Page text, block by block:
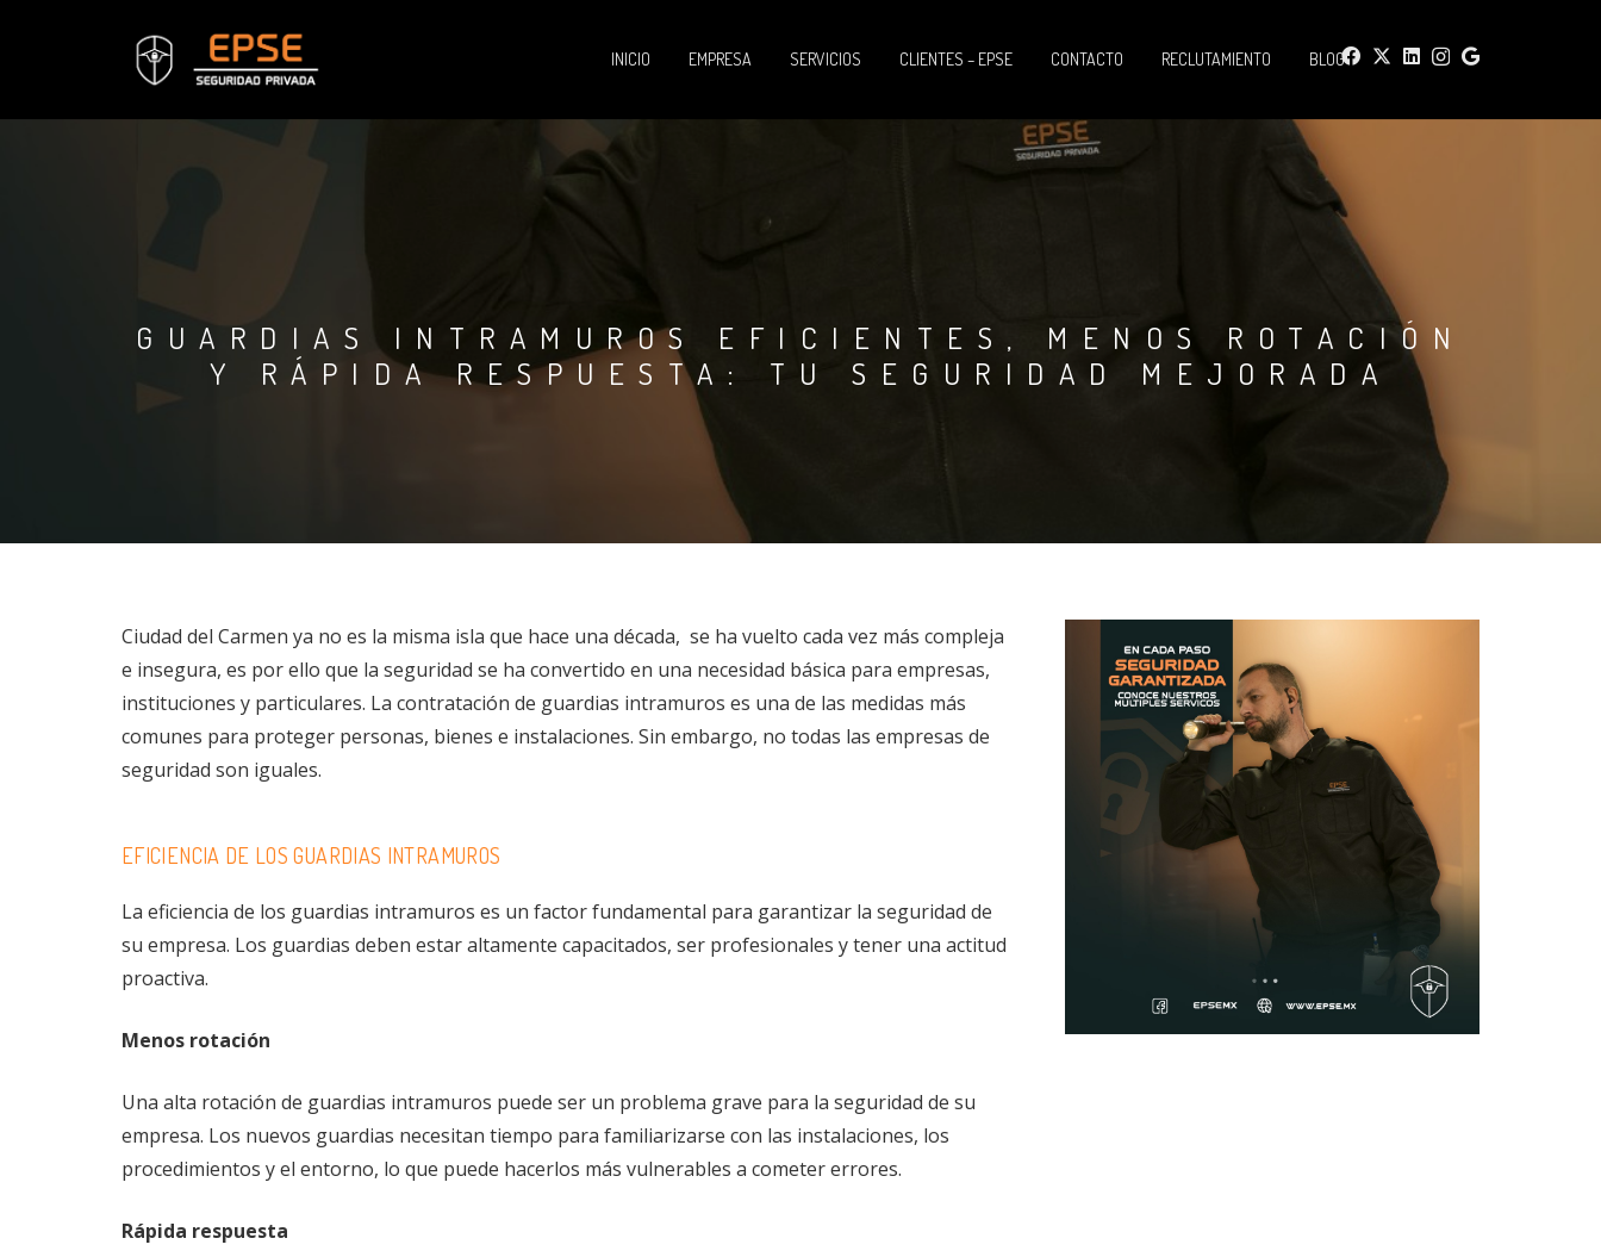
INICIO EMPRESA SERVICIOS CLIENTES – EPSE CONTACTO RECLUTAMIENTO BLOG
GUARDIAS INTRAMUROS EFICIENTES, MENOS ROTACIÓN
Y RÁPIDA RESPUESTA: TU SEGURIDAD MEJORADA
Ciudad del Carmen ya no es la misma isla que hace una década, se ha vuelto cada vez más compleja
e insegura, es por ello que la seguridad se ha convertido en una necesidad básica para empresas,
instituciones y particulares. La contratación de guardias intramuros es una de las medidas más
comunes para proteger personas, bienes e instalaciones. Sin embargo, no todas las empresas de
seguridad son iguales.
EFICIENCIA DE LOS GUARDIAS INTRAMUROS
La eficiencia de los guardias intramuros es un factor fundamental para garantizar la seguridad de
su empresa. Los guardias deben estar altamente capacitados, ser profesionales y tener una actitud
proactiva.
Menos rotación
Una alta rotación de guardias intramuros puede ser un problema grave para la seguridad de su
empresa. Los nuevos guardias necesitan tiempo para familiarizarse con las instalaciones, los
procedimientos y el entorno, lo que puede hacerlos más vulnerables a cometer errores.
Rápida respuesta